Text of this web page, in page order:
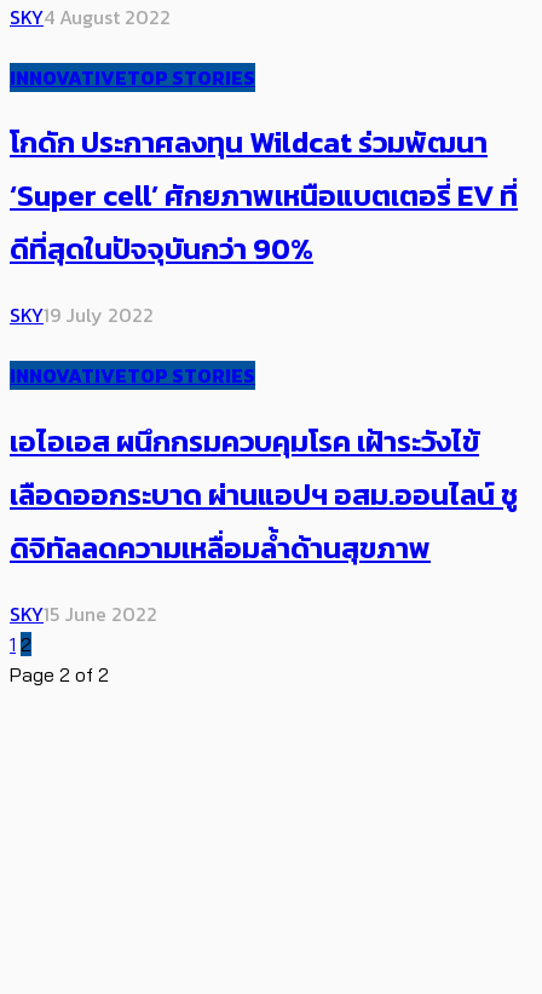
SKY4 August 2022
INNOVATIVETOP STORIES
โกดัก ประกาศลงทุน Wildcat ร่วมพัฒนา
‘Super cell’ ศักยภาพเหนือแบตเตอรี่ EV ที่
ดีที่สุดในปัจจุบันกว่า 90%
SKY19 July 2022
INNOVATIVETOP STORIES
เอไอเอส ผนึกกรมควบคุมโรค เฝ้าระวังไข้
เลือดออกระบาด ผ่านแอปฯ อสม.ออนไลน์ ชู
ดิจิทัลลดความเหลื่อมล้ำด้านสุขภาพ
SKY15 June 2022
1 2
Page 2 of 2